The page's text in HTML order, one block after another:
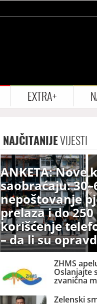
EXTRA+
NAJČITANIJEVIJESTI
ANKETA: Nove
saobraćaju:
nepoštovanje
prelaza i do 250
korišćenje
– da li su
ZHMS
Oslanjajte
zvanična
Zelenski